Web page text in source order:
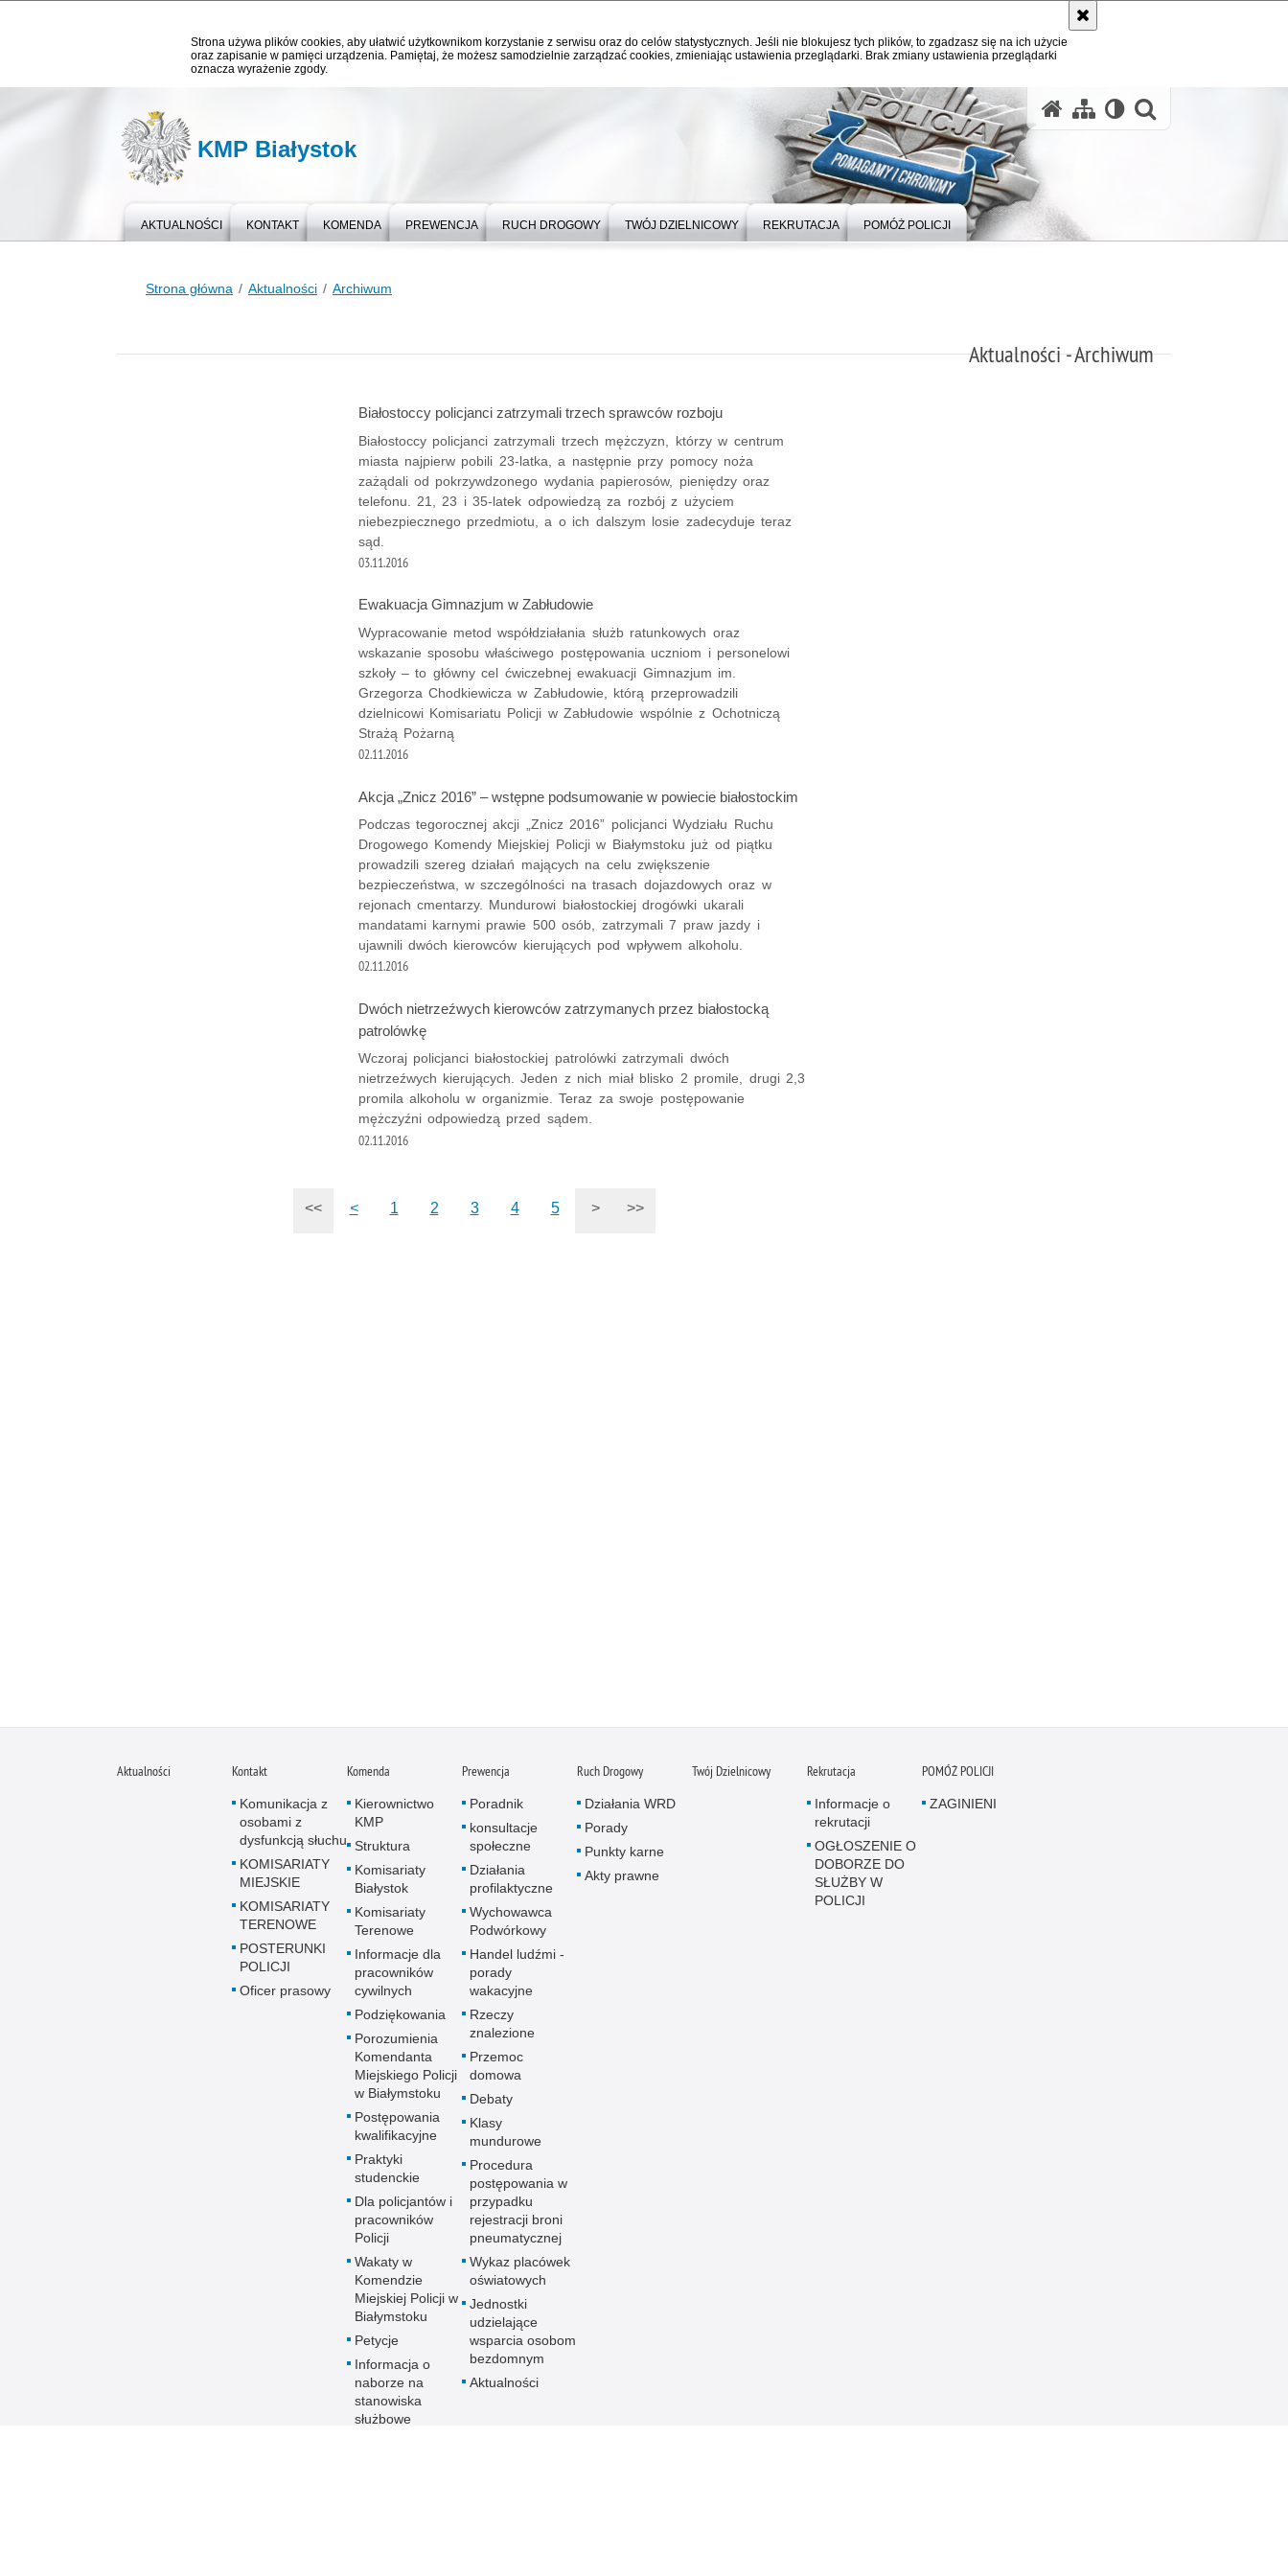
Strona używa plików cookies, aby ułatwić użytkownikom korzystanie z serwisu oraz do celów statystycznych. Jeśli nie blokujesz tych plików, to zgadzasz się na ich użycie
oraz zapisanie w pamięci urządzenia. Pamiętaj, że możesz samodzielnie zarządzać cookies, zmieniając ustawienia przeglądarki. Brak zmiany ustawienia przeglądarki
oznacza wyrażenie zgody.
KMP Białystok
AKTUALNOŚCI KONTAKT KOMENDA PREWENCJA RUCH DROGOWY TWÓJ DZIELNICOWY REKRUTACJA POMÓŻ POLICJI
Strona główna Aktualności Archiwum
Aktualności - Archiwum
Białostoccy policjanci zatrzymali trzech sprawców rozboju
Białostoccy policjanci zatrzymali trzech mężczyzn, którzy w centrum
miasta najpierw pobili 23-latka, a następnie przy pomocy noża
zażądali od pokrzywdzonego wydania papierosów, pieniędzy oraz
telefonu. 21, 23 i 35-latek odpowiedzą za rozbój z użyciem
niebezpiecznego przedmiotu, a o ich dalszym losie zadecyduje teraz
sąd.
03.11.2016
Ewakuacja Gimnazjum w Zabłudowie
Wypracowanie metod współdziałania służb ratunkowych oraz
wskazanie sposobu właściwego postępowania uczniom i personelowi
szkoły – to główny cel ćwiczebnej ewakuacji Gimnazjum im.
Grzegorza Chodkiewicza w Zabłudowie, którą przeprowadzili
dzielnicowi Komisariatu Policji w Zabłudowie wspólnie z Ochotniczą
Strażą Pożarną
02.11.2016
Akcja „Znicz 2016” – wstępne podsumowanie w powiecie białostockim
Podczas tegorocznej akcji „Znicz 2016” policjanci Wydziału Ruchu
Drogowego Komendy Miejskiej Policji w Białymstoku już od piątku
prowadzili szereg działań mających na celu zwiększenie
bezpieczeństwa, w szczególności na trasach dojazdowych oraz w
rejonach cmentarzy. Mundurowi białostockiej drogówki ukarali
mandatami karnymi prawie 500 osób, zatrzymali 7 praw jazdy i
ujawnili dwóch kierowców kierujących pod wpływem alkoholu.
02.11.2016
Dwóch nietrzeźwych kierowców zatrzymanych przez białostocką
patrolówkę
Wczoraj policjanci białostockiej patrolówki zatrzymali dwóch
nietrzeźwych kierujących. Jeden z nich miał blisko 2 promile, drugi 2,3
promila alkoholu w organizmie. Teraz za swoje postępowanie
mężczyźni odpowiedzą przed sądem.
02.11.2016
<< < 1 2 3 4 5 > >>
Aktualności Kontakt
Komunikacja z
osobami z
dysfunkcją słuchu
KOMISARIATY
MIEJSKIE
KOMISARIATY
TERENOWE
POSTERUNKI
POLICJI
Oficer prasowy
Komenda
Kierownictwo
KMP
Struktura
Komisariaty
Białystok
Komisariaty
Terenowe
Informacje dla
pracowników
cywilnych
Podziękowania
Porozumienia
Komendanta
Miejskiego Policji
w Białymstoku
Postępowania
kwalifikacyjne
Praktyki
studenckie
Dla policjantów i
pracowników
Policji
Wakaty w
Komendzie
Miejskiej Policji w
Białymstoku
Petycje
Informacja o
naborze na
stanowiska
służbowe
Prewencja
Poradnik
konsultacje
społeczne
Działania
profilaktyczne
Wychowawca
Podwórkowy
Handel ludźmi -
porady
wakacyjne
Rzeczy
znalezione
Przemoc
domowa
Debaty
Klasy
mundurowe
Procedura
postępowania w
przypadku
rejestracji broni
pneumatycznej
Wykaz placówek
oświatowych
Jednostki
udzielające
wsparcia osobom
bezdomnym
Aktualności
Ruch Drogowy
Działania WRD
Porady
Punkty karne
Akty prawne
Twój Dzielnicowy Rekrutacja
Informacje o
rekrutacji
OGŁOSZENIE O
DOBORZE DO
SŁUŻBY W
POLICJI
POMÓŻ POLICJI
ZAGINIENI